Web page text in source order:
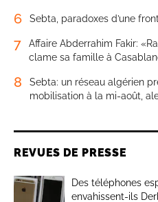
6 Sebta, paradoxes d’une
7
Affaire Abderrahim Fakir:
clame sa famille à
8
Sebta: un réseau algérien
mobilisation à la mi-août,
REVUES DE PRESSE
Des téléphones
envahissent-ils